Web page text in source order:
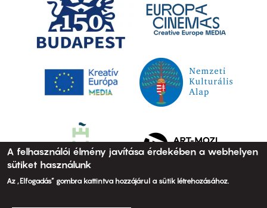
A felhasználói élmény javítása érdekében a webhelyen
sütiket használunk
Az „Elfogadás” gombra kattintva hozzájárul a sütik létrehozásához.